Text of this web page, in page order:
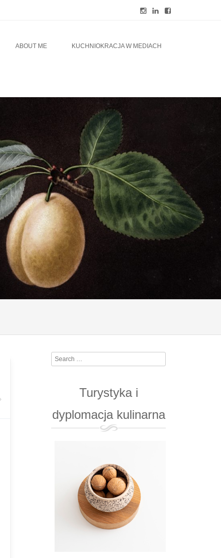
ABOUT ME KUCHNIOKRACJA W MEDIACH
Search
Turystyka i
dyplomacja kulinarna